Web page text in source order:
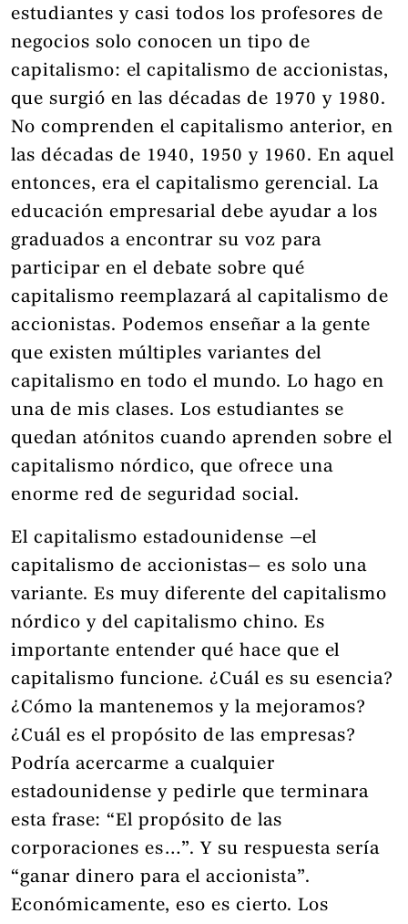
estudiantes y casi todos los profesores de
negocios solo conocen un tipo de
capitalismo: el capitalismo de accionistas,
que surgió en las décadas de 1970 y 1980.
No comprenden el capitalismo anterior, en
las décadas de 1940, 1950 y 1960. En aquel
entonces, era el capitalismo gerencial. La
educación empresarial debe ayudar a los
graduados a encontrar su voz para
participar en el debate sobre qué
capitalismo reemplazará al capitalismo de
accionistas. Podemos enseñar a la gente
que existen múltiples variantes del
capitalismo en todo el mundo. Lo hago en
una de mis clases. Los estudiantes se
quedan atónitos cuando aprenden sobre el
capitalismo nórdico, que ofrece una
enorme red de seguridad social.
El capitalismo estadounidense —el
capitalismo de accionistas— es solo una
variante. Es muy diferente del capitalismo
nórdico y del capitalismo chino. Es
importante entender qué hace que el
capitalismo funcione. ¿Cuál es su esencia?
¿Cómo la mantenemos y la mejoramos?
¿Cuál es el propósito de las empresas?
Podría acercarme a cualquier
estadounidense y pedirle que terminara
esta frase: “El propósito de las
corporaciones es…”. Y su respuesta sería
“ganar dinero para el accionista”.
Económicamente, eso es cierto. Los